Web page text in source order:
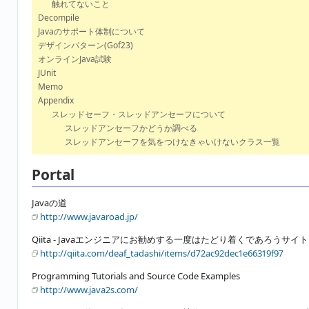
触れてないこと
Decompile
Javaのサポート体制について
デザインパターン(Gof23)
オンラインJava試験
JUnit
Memo
Appendix
スレッドセーフ・スレッドアンセーフについて
スレッドアンセーフかどうか調べる
スレッドアンセーフを気をつけなきゃいけないクラス一覧
Portal
Javaの道
http://www.javaroad.jp/
Qiita - Javaエンジニアにお勧めする一度はたどり着くであろうサイ
http://qiita.com/deaf_tadashi/items/d72ac92dec1e66319f97
Programming Tutorials and Source Code Examples
http://www.java2s.com/